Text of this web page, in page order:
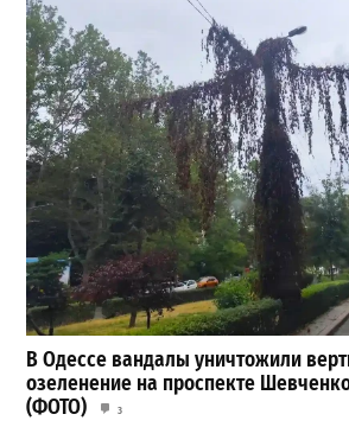
В Одессе вандалы уничтожили
озеленение на проспекте
(ФОТО)
3